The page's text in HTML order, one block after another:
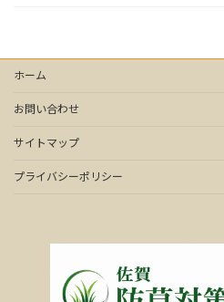
ホーム
お問い合わせ
サイトマップ
プライバシーポリシー